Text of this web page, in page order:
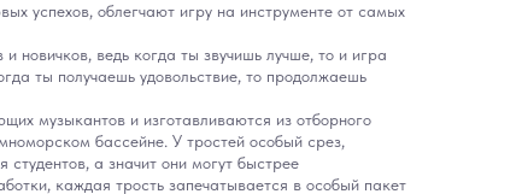
успехов, облегчают игру на инструменте от самых
и новичков, ведь когда ты звучишь лучше, то и игра
ты получаешь удовольствие, то продолжаешь
музыкантов и изготавливаются из отборного
бассейне. У тростей особый срез,
а значит они могут быстрее
каждая трость запечатывается в особый пакет